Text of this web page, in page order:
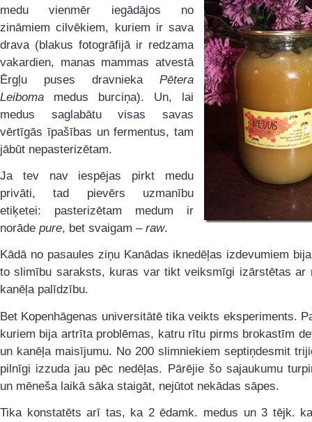
medu vienmēr iegādājos no
zināmiem cilvēkiem, kuriem ir sava
drava (blakus fotogrāfijā ir redzama
vakardien, manas mammas atvestā
Ērgļu puses dravnieka Pētera
Leiboma medus burciņa). Un, lai
medus saglabātu visas savas
vērtīgās īpašības un fermentus, tam
jābūt nepasterizētam.
Ja tev nav iespējas pirkt medu
privāti, tad pievērs uzmanību
etiķetei: pasterizētam medum ir
norāde pure, bet svaigam – raw.
Kādā no pasaules ziņu Kanādas iknedēļas izdevumiem
to slimību saraksts, kuras var tikt veiksmīgi izārstētas ar
kanēļa palīdzību.
Bet Kopenhāgenas universitātē tika veikts eksperiments.
kuriem bija artrīta problēmas, katru rītu pirms brokastīm
un kanēļa maisījumu. No 200 slimniekiem septiņdesmit
pilnīgi izzuda jau pēc nedēļas. Pārējie šo sajaukumu
un mēneša laikā sāka staigāt, nejūtot nekādas sāpes.
Tika konstatēts arī tas, ka 2 ēdamk. medus un 3 tējk.